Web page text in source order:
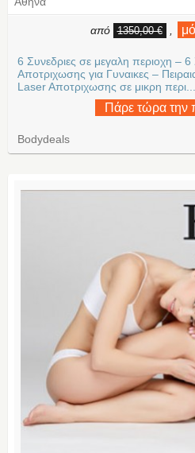
από 1350,00 €
6 Συνεδριες σε μεγαλη περιοχη – 6
Αποτριχωσης για Γυναικες –
Laser Aποτριχωσης σε μικρη περι...
Πάρε τώρα την
Bodydeals